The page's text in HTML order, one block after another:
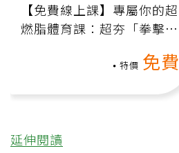
【免費線上課】專屬你的超
燃脂體育課：超夯「拳擊有
特價 免費
延伸閱讀